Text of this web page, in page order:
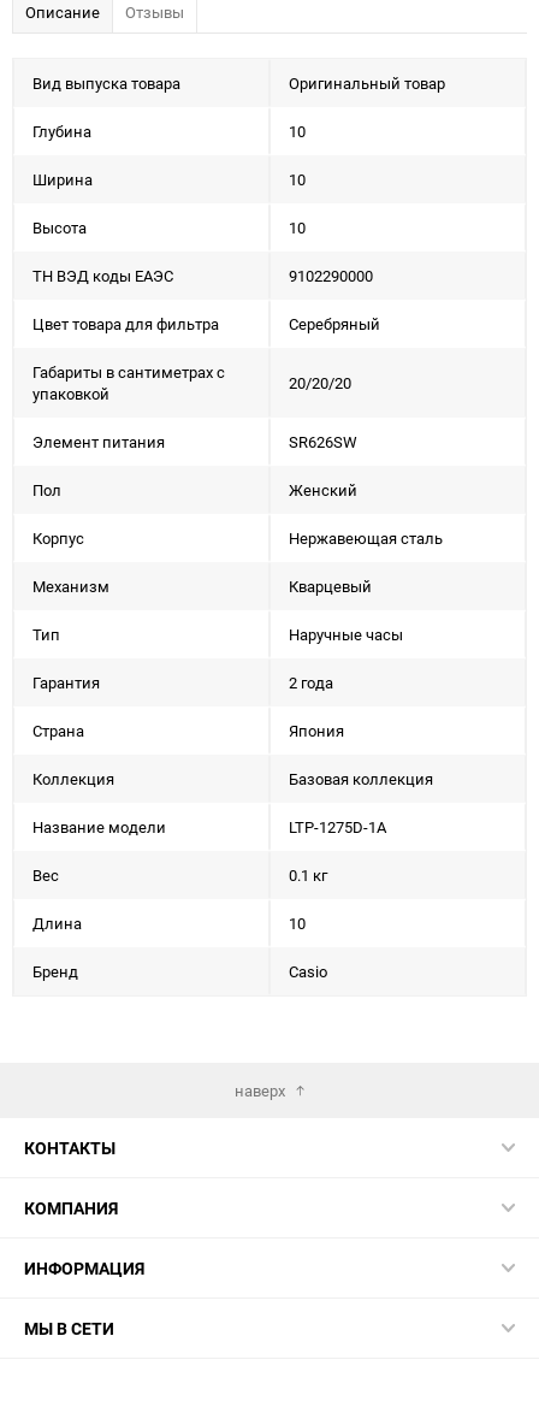
Описание Отзывы
Вид выпуска товара Оригинальный товар
Глубина 10
Ширина 10
Высота 10
ТН ВЭД коды ЕАЭС 9102290000
Цвет товара для фильтра Серебряный
Габариты в сантиметрах с
упаковкой
20/20/20
Элемент питания SR626SW
Пол Женский
Корпус Нержавеющая сталь
Механизм Кварцевый
Тип Наручные часы
Гарантия 2 года
Страна Япония
Коллекция Базовая коллекция
Название модели LTP-1275D-1A
Вес 0.1 кг
Длина 10
Бренд Casio
наверх
КОНТАКТЫ
КОМПАНИЯ
ИНФОРМАЦИЯ
МЫ В СЕТИ